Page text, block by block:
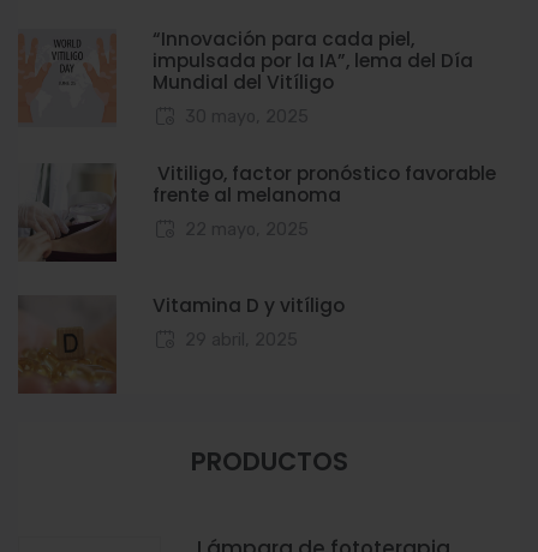
“Innovación para cada piel,
impulsada por la IA”, lema del Día
Mundial del Vitíligo
Vitiligo, factor pronóstico favorable
frente al melanoma
Vitamina D y vitíligo
PRODUCTOS